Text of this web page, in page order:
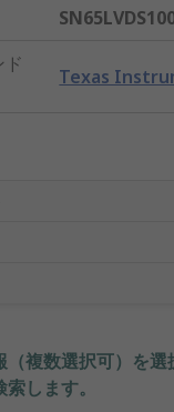
Texas
（複数選択可）を選
します。